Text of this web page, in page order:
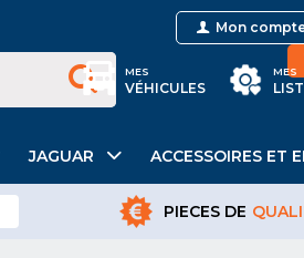
Mon
MES
MES
VÉHICULES
JAGUAR ACCESSOIRES ET
PIECES DE